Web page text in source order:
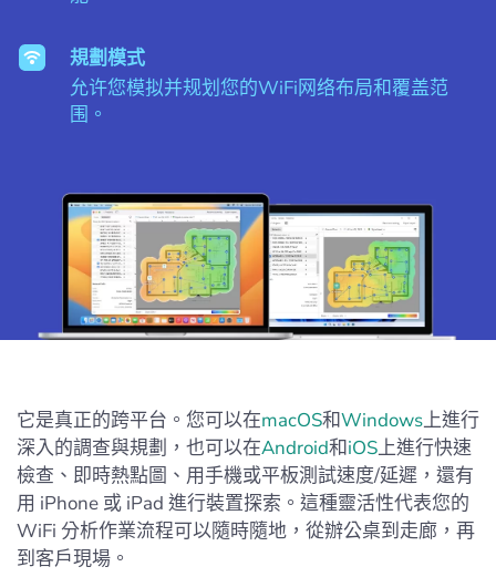
規劃模式
允许您模拟并规划您的WiFi网络布局和覆盖范
围。
它是真正的跨平台。您可以在macOS和Windows上進行
深入的調查與規劃，也可以在Android和iOS上進行快速
檢查、即時熱點圖、用手機或平板測試速度/延遲，還有
用 iPhone 或 iPad 進行裝置探索。這種靈活性代表您的
WiFi 分析作業流程可以隨時隨地，從辦公桌到走廊，再
到客戶現場。